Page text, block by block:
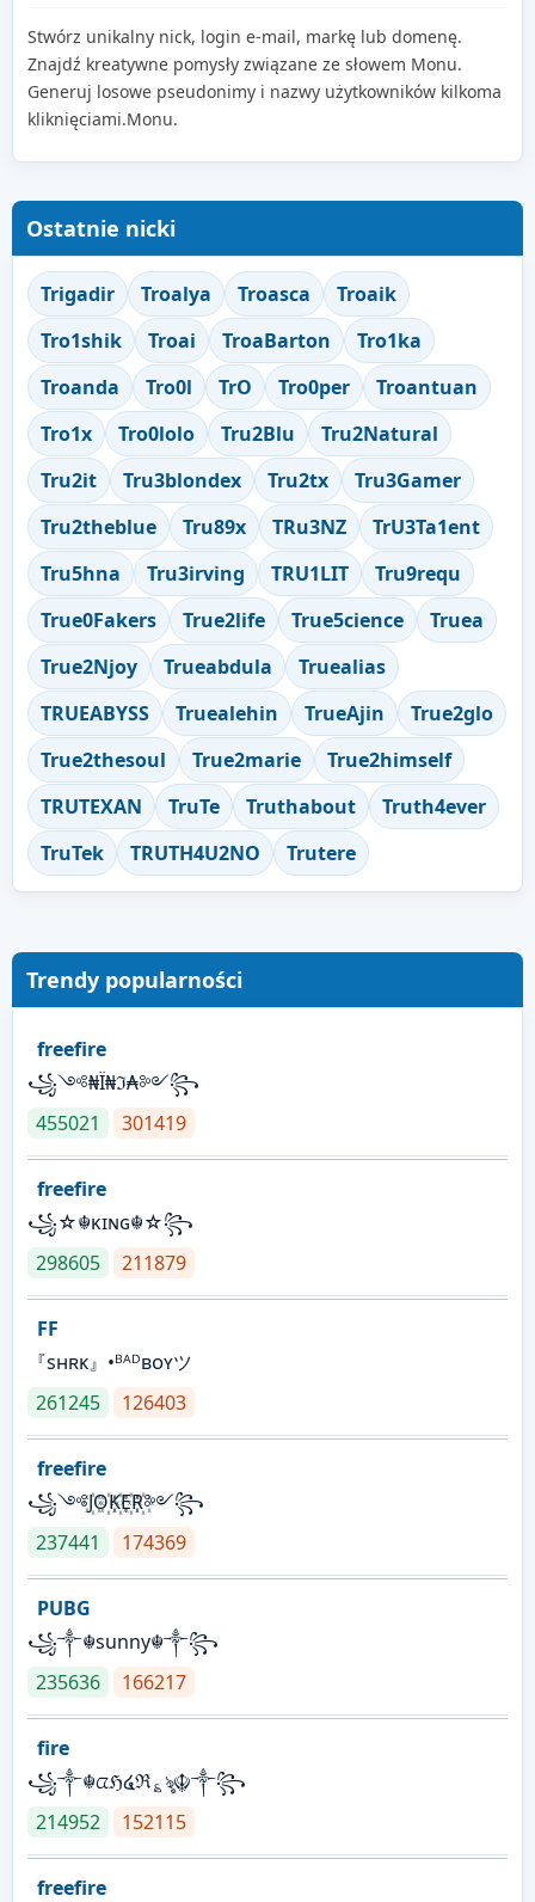
Stwórz unikalny nick, login e-mail, markę lub domenę.
Znajdź kreatywne pomysły związane ze słowem Monu.
Generuj losowe pseudonimy i nazwy użytkowników kilkoma
kliknięciami.Monu.
Ostatnie nicki
Trigadir Troalya Troasca
Troaik
Tro1shik
Troai TroaBarton
Tro1ka
Troanda
Tro0l TrO Tro0per
Troantuan
Tro1x
Tro0lolo Tru2Blu
Tru2Natural
Tru2it
Tru3blondex Tru2tx
Tru3Gamer
Tru2theblue
Tru89x TRu3NZ
TrU3Ta1ent
Tru5hna
Tru3irving TRU1LIT
Tru9requ
True0Fakers
True2life True5cience
Truea
True2Njoy
Trueabdula
Truealias
TRUEABYSS
Truealehin TrueAjin
True2glo
True2thesoul
True2marie
True2himself
TRUTEXAN
TruTe Truthabout
Truth4ever
TruTek
TRUTH4U2NO Trutere
Trendy popularności
freefire
꧁༺₦Ї₦ℑ₳༻꧂
455021
301419
freefire
꧁☆☬κɪɴɢ☬☆꧂
298605
211879
FF
『sʜʀᴋ』•ᴮᴬᴰʙᴏʏツ
261245
126403
freefire
꧁༺J꙰O꙰K꙰E꙰R꙰༻꧂
237441
174369
PUBG
꧁༒☬sunny☬༒꧂
235636
166217
fire
꧁༒☬ᤂℌ໔ℜ؏ৡ☬༒꧂
214952
152115
freefire